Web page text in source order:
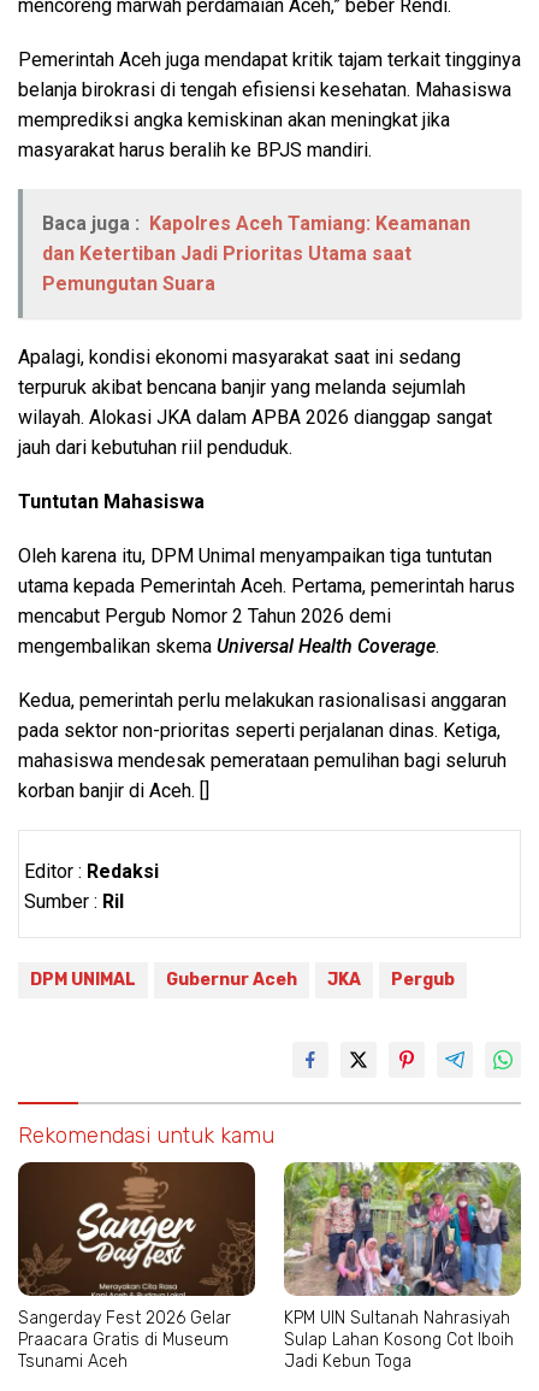
mencoreng marwah perdamaian Aceh,” beber Rendi.
Pemerintah Aceh juga mendapat kritik tajam terkait tingginya
belanja birokrasi di tengah efisiensi kesehatan. Mahasiswa
memprediksi angka kemiskinan akan meningkat jika
masyarakat harus beralih ke BPJS mandiri.
Baca juga :
Kapolres Aceh Tamiang: Keamanan
dan Ketertiban Jadi Prioritas Utama saat
Pemungutan Suara
Apalagi, kondisi ekonomi masyarakat saat ini sedang
terpuruk akibat bencana banjir yang melanda sejumlah
wilayah. Alokasi JKA dalam APBA 2026 dianggap sangat
jauh dari kebutuhan riil penduduk.
Tuntutan Mahasiswa
Oleh karena itu, DPM Unimal menyampaikan tiga tuntutan
utama kepada Pemerintah Aceh. Pertama, pemerintah harus
mencabut Pergub Nomor 2 Tahun 2026 demi
mengembalikan skema Universal Health Coverage.
Kedua, pemerintah perlu melakukan rasionalisasi anggaran
pada sektor non-prioritas seperti perjalanan dinas. Ketiga,
mahasiswa mendesak pemerataan pemulihan bagi seluruh
korban banjir di Aceh. []
Editor : Redaksi
Sumber : Ril
DPM UNIMAL Gubernur Aceh JKA Pergub
Rekomendasi untuk kamu
Sangerday Fest 2026 Gelar
Praacara Gratis di Museum
Tsunami Aceh
KPM UIN Sultanah Nahrasiyah
Sulap Lahan Kosong Cot Iboih
Jadi Kebun Toga